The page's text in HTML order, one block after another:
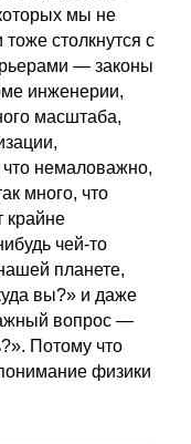
мы не
столкнутся с
— законы
инженерии,
масштаба,
что немаловажно,
много, что
крайне
чей-то
планете,
вы?» и даже
вопрос —
Потому что
физики